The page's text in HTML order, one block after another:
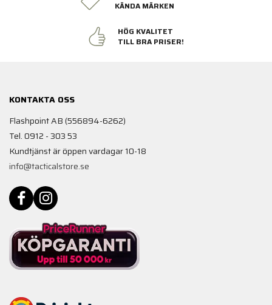
KÄNDA MÄRKEN
HÖG KVALITET
TILL BRA PRISER!
KONTAKTA OSS
Flashpoint AB (556894-6262)
Tel. 0912 - 303 53
Kundtjänst är öppen vardagar 10-18
info@tacticalstore.se